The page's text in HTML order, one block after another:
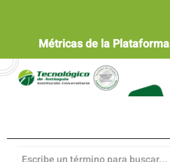
Contenido
principal
Barra
lateral
Métricas de la Plataforma